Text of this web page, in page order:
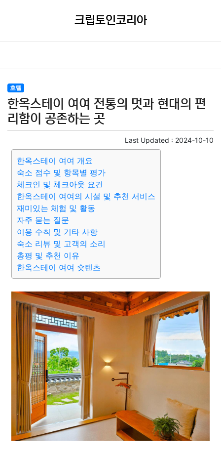
크립토인코리아
호텔
한옥스테이 여여 전통의 멋과 현대의 편
리함이 공존하는 곳
Last Updated : 2024-10-10
한옥스테이 여여 개요
숙소 점수 및 항목별 평가
체크인 및 체크아웃 요건
한옥스테이 여여의 시설 및 추천 서비스
재미있는 체험 및 활동
자주 묻는 질문
이용 수칙 및 기타 사항
숙소 리뷰 및 고객의 소리
총평 및 추천 이유
한옥스테이 여여 숏텐츠